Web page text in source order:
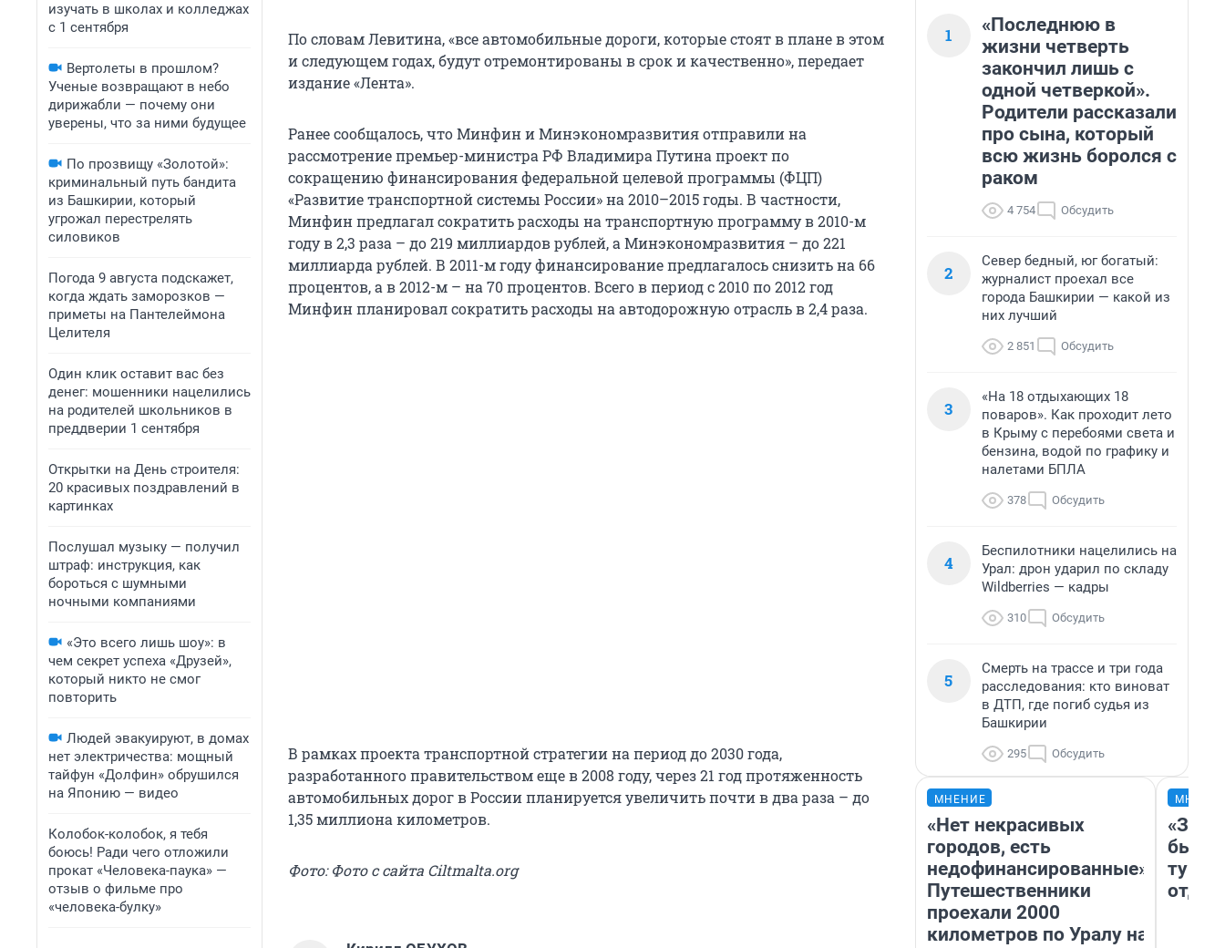
изучать в школах и колледжах
с 1 сентября
Вертолеты в прошлом?
Ученые возвращают в небо
дирижабли — почему они
уверены, что за ними будущее
По прозвищу «Золотой»:
криминальный путь бандита
из Башкирии, который
угрожал перестрелять
силовиков
Погода 9 августа подскажет,
когда ждать заморозков —
приметы на Пантелеймона
Целителя
Один клик оставит вас без
денег: мошенники нацелились
на родителей школьников в
преддверии 1 сентября
Открытки на День строителя:
20 красивых поздравлений в
картинках
Послушал музыку — получил
штраф: инструкция, как
бороться с шумными
ночными компаниями
«Это всего лишь шоу»: в
чем секрет успеха «Друзей»,
который никто не смог
повторить
Людей эвакуируют, в домах
нет электричества: мощный
тайфун «Долфин» обрушился
на Японию — видео
Колобок-колобок, я тебя
боюсь! Ради чего отложили
прокат «Человека-паука» —
отзыв о фильме про
«человека-булку»
По словам Левитина, «все автомобильные дороги, которые стоят в плане в этом
и следующем годах, будут отремонтированы в срок и качественно», передает
издание «Лента».
Ранее сообщалось, что Минфин и Минэкономразвития отправили на
рассмотрение премьер-министра РФ Владимира Путина проект по
сокращению финансирования федеральной целевой программы (ФЦП)
«Развитие транспортной системы России» на 2010–2015 годы. В частности,
Минфин предлагал сократить расходы на транспортную программу в 2010-м
году в 2,3 раза – до 219 миллиардов рублей, а Минэкономразвития – до 221
миллиарда рублей. В 2011-м году финансирование предлагалось снизить на 66
процентов, а в 2012-м – на 70 процентов. Всего в период с 2010 по 2012 год
Минфин планировал сократить расходы на автодорожную отрасль в 2,4 раза.
В рамках проекта транспортной стратегии на период до 2030 года,
разработанного правительством еще в 2008 году, через 21 год протяженность
автомобильных дорог в России планируется увеличить почти в два раза – до
1,35 миллиона километров.
Фото: Фото с сайта Ciltmalta.org
1
«Последнюю в
жизни четверть
закончил лишь с
одной четверкой».
Родители рассказали
про сына, который
всю жизнь боролся с
раком
4 754 Обсудить
2
Север бедный, юг богатый:
журналист проехал все
города Башкирии — какой из
них лучший
2 851 Обсудить
3
«На 18 отдыхающих 18
поваров». Как проходит лето
в Крыму с перебоями света и
бензина, водой по графику и
налетами БПЛА
378 Обсудить
4
Беспилотники нацелились на
Урал: дрон ударил по складу
Wildberries — кадры
310 Обсудить
5
Смерть на трассе и три года
расследования: кто виноват
в ДТП, где погиб судья из
Башкирии
295 Обсудить
МНЕНИЕ
«Нет некрасивых
городов, есть
недофинансированные».
Путешественники
проехали 2000
километров по Уралу на
«За
были